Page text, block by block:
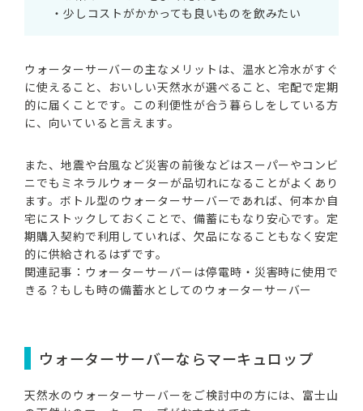
・少しコストがかかっても良いものを飲みたい
ウォーターサーバーの主なメリットは、温水と冷水がすぐ
に使えること、おいしい天然水が選べること、宅配で定期
的に届くことです。この利便性が合う暮らしをしている方
に、向いていると言えます。
また、地震や台風など災害の前後などはスーパーやコンビ
ニでもミネラルウォーターが品切れになることがよくあり
ます。ボトル型のウォーターサーバーであれば、何本か自
宅にストックしておくことで、備蓄にもなり安心です。定
期購入契約で利用していれば、欠品になることもなく安定
的に供給されるはずです。
関連記事： ウォーターサーバーは停電時・災害時に使用で
きる？もしも時の備蓄水としてのウォーターサーバー
ウォーターサーバーならマーキュロップ
天然水のウォーターサーバーをご検討中の方には、富士山